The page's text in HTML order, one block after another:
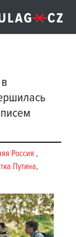
Россия ,
Путина,